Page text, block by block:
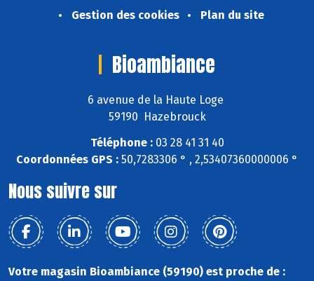
Gestion des cookies
Plan du site
Bioambiance
6 avenue de la Haute Loge
59190 Hazebrouck
Téléphone :03 28 41 31 40
Coordonnées GPS : 50,7283306 ° , 2,53407360000006 °
Nous suivre sur
Votre magasin Bioambiance (59190) est proche de :